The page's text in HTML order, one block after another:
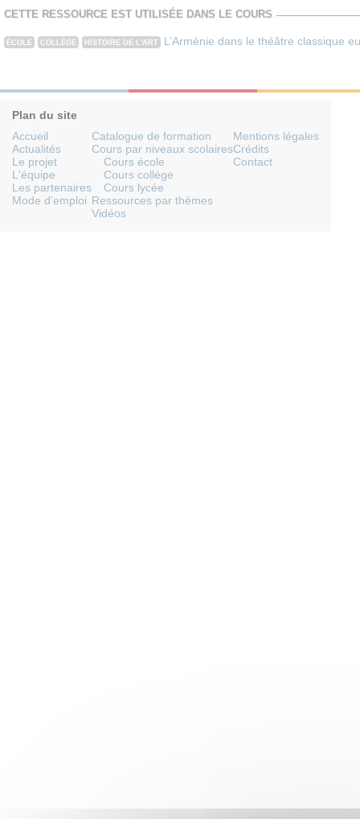
CETTE RESSOURCE EST UTILISÉE DANS LE COURS
ÉCOLE COLLÈGE HISTOIRE DE L'ART L’Arménie dans le théâtre classique
Plan du site
Accueil
Actualités
Le projet
L'équipe
Les partenaires
Mode d'emploi
Catalogue de formation
Cours par niveaux scolaires
Cours école
Cours collège
Cours lycée
Ressources par thèmes
Vidéos
Mentions légales
Crédits
Contact